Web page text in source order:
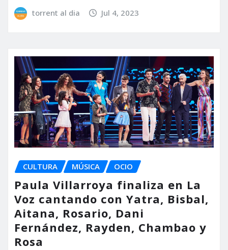
torrent al dia Jul 4, 2023
CULTURA MÚSICA OCIO
Paula Villarroya finaliza en La
Voz cantando con Yatra, Bisbal,
Aitana, Rosario, Dani
Fernández, Rayden, Chambao y
Rosa